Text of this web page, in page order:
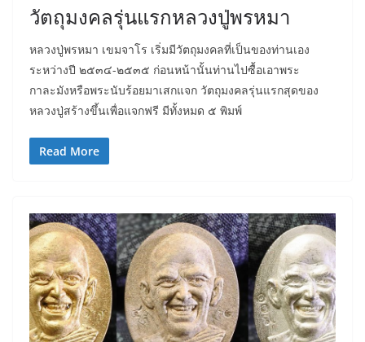
วัตถุมงคลรุ่นแรกหลวงปู่พรหมา
หลวงปู่พรหมา เขมจาโร เริ่มมีวัตถุมงคลที่เป็นของท่านเอง
ระหว่างปี ๒๕๓๔-๒๕๓๕ ก่อนหน้านั้นท่านไปซื้อเอาพระ
กาละมังหรือพระนับร้อยมาเสกแจก วัตถุมงคลรุ่นแรกสุดของ
หลวงปู่สร้างขึ้นเพื่อแจกฟรี มีทั้งหมด ๕ พิมพ์
Read More